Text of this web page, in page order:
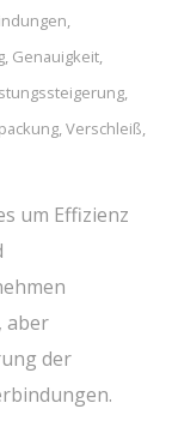
,
, Genauigkeit,
,
,Verschleiß,
um Effizienz
aber
der